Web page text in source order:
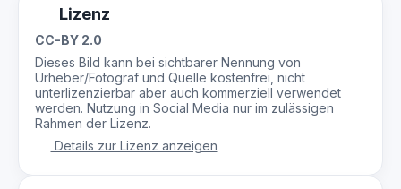
Lizenz
CC-BY 2.0
Dieses Bild kann bei sichtbarer Nennung von
Urheber/Fotograf und Quelle kostenfrei, nicht
unterlizenzierbar aber auch kommerziell verwendet
werden. Nutzung in Social Media nur im zulässigen
Rahmen der Lizenz.
Details zur Lizenz anzeigen